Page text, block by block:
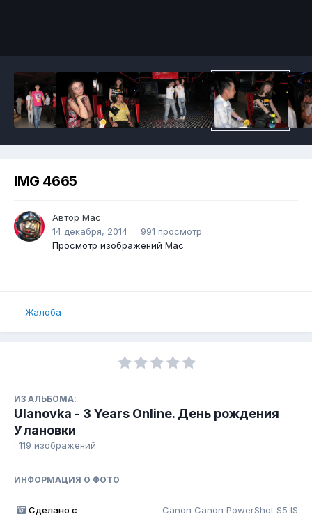
IMG 4665
Автор Mac
14 декабря, 2014
991 просмотр
Просмотр изображений Mac
Жалоба
ИЗ АЛЬБОМА:
Ulanovka - 3 Years Online. День рождения
Улановки
· 119 изображений
ИНФОРМАЦИЯ О ФОТО
Сделано с Canon Canon PowerShot S5 IS